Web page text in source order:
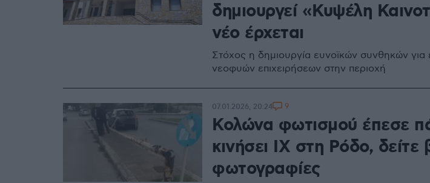
δημιουργεί «Κυψέλη
νέο έρχεται
Στόχος η δημιουργία ευνοϊκών συνθηκών για
νεοφυών επιχειρήσεων στην περιοχή
Κολώνα φωτισμού έπεσε
κινήσει ΙΧ στη Ρόδο, δείτε
φωτογραφίες
07.01.2026, 20:24 9